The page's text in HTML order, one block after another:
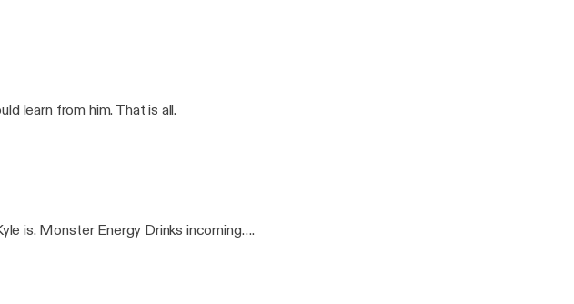
learn from him. That is all.
is. Monster Energy Drinks incoming….